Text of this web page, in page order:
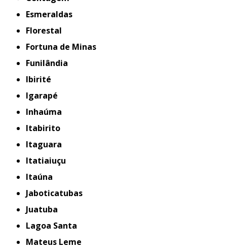
Esmeraldas
Florestal
Fortuna de Minas
Funilândia
Ibirité
Igarapé
Inhaúma
Itabirito
Itaguara
Itatiaiuçu
Itaúna
Jaboticatubas
Juatuba
Lagoa Santa
Mateus Leme